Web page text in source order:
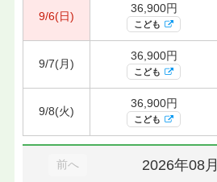
9/6(日)
36,900円
こども
9/7(月)
36,900円
こども
9/8(火)
36,900円
こども
前へ 2026年08月